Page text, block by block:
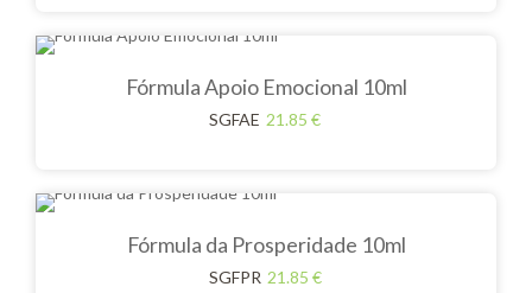
Fórmula Apoio Emocional 10ml
SGFAE 21.85 €
Fórmula da Prosperidade 10ml
SGFPR 21.85 €